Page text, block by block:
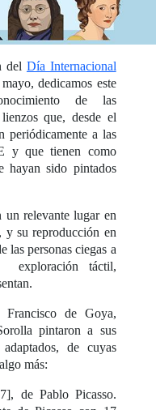
del Día Internacional
dedicamos este
de las
que, desde el
periódicamente a las
y que tienen como
hayan sido pintados
un relevante lugar en
y su reproducción en
las personas ciegas a
exploración táctil,
Francisco de Goya,
pintaron a sus
de cuyas
más:
de Pablo Picasso.